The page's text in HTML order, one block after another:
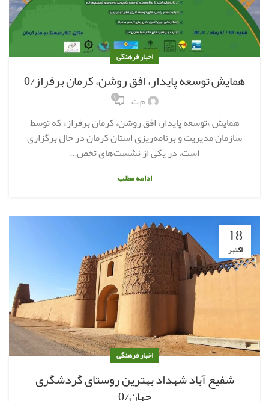
اخبار فرهنگی
همایش توسعه پایدار، افق روشن، کرمان برفراز/0
م ت 0
همایش «توسعه پایدار، افق روشن، کرمان برفراز» که توسط
سازمان مدیریت و برنامه‌ریزی استان کرمان در حال برگزاری
است، در یکی از نشست‌های تخص...
ادامه مطلب
18
اکتبر
اخبار فرهنگی
شفیع‌ آباد شهداد بهترین روستای گردشگری